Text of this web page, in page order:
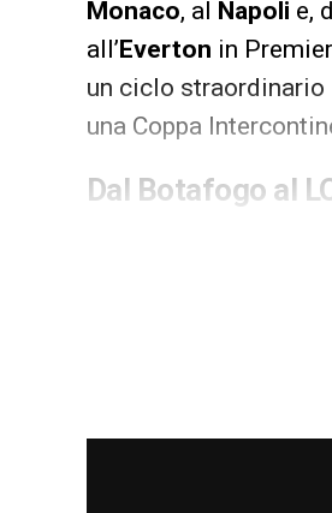
Monaco, al Napoli e,
all’Everton in
un ciclo
una Coppa
Dal Botafogo al
Nel 2025, Ancelotti
sua profonda